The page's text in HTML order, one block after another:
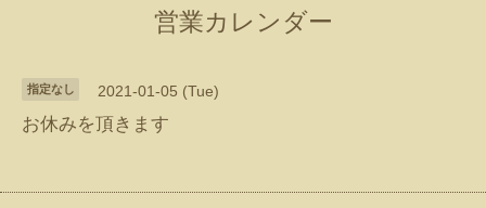
営業カレンダー
指定なし 2021-01-05 (Tue)
お休みを頂きます